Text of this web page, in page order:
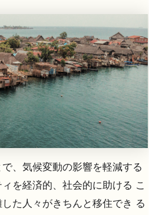
、気候変動の影響を軽減する
を経済的、社会的に助ける こ
た人々がきちんと移住でき る